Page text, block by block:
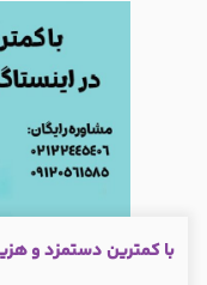
با کمترین دستمزد و